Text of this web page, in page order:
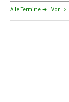
beim SCHP auf
Alle Termine ➔ Vor ⇒